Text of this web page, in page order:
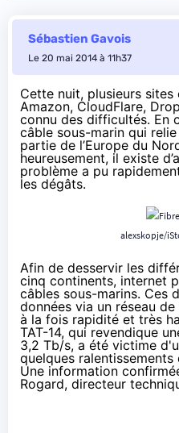
Sébastien Gavois
Le 20 mai 2014 à 11h37
Cette nuit, plusieurs
Amazon, CloudFlare,
connu des difficultés. En
câble sous-marin qui
partie de l’Europe du
heureusement, il existe
problème a pu
les dégâts.
alexskopje/
Afin de desservir les
cinq continents, internet
câbles sous-marins. Ces
données via un réseau
à la fois rapidité et très
TAT-14, qui revendique
3,2 Tb/s, a été victime
quelques
Une information
Rogard, directeur